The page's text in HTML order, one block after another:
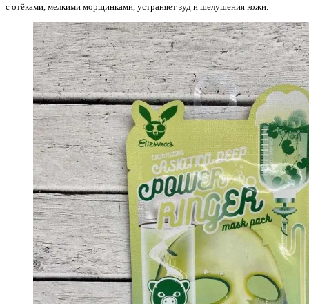
с отёками, мелкими морщинками, устраняет зуд и шелушения кожи.